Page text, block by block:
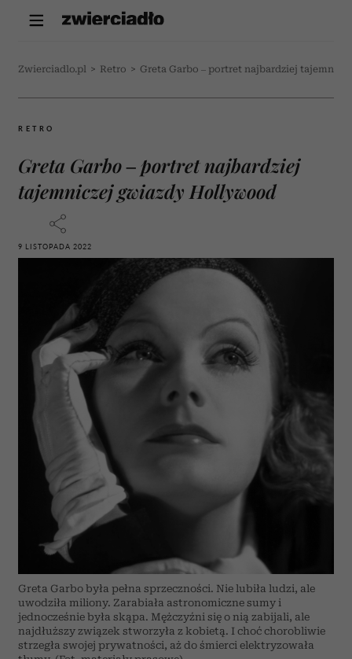
Zwierciadlo.pl > Retro > Greta Garbo – portret najbardziej
RETRO
Greta Garbo – portret najbardziej
tajemniczej gwiazdy Hollywood
9 LISTOPADA 2022
Greta Garbo była pełna sprzeczności. Nie lubiła ludzi, ale
uwodziła miliony. Zarabiała astronomiczne sumy i
jednocześnie była skąpa. Mężczyźni się o nią zabijali, ale
najdłuższy związek stworzyła z kobietą. I choć chorobliwie
strzegła swojej prywatności, aż do śmierci elektryzowała